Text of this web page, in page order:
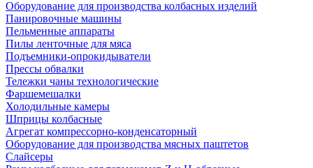
Оборудование для производства колбасных изделий
Панировочные машины
Пельменные аппараты
Пилы ленточные для мяса
Подъемники-опрокидыватели
Прессы обвалки
Тележки чаны технологические
Фаршемешалки
Холодильные камеры
Шприцы колбасные
Агрегат компрессорно-конденсаторный
Оборудование для производства мясных паштетов
Слайсеры